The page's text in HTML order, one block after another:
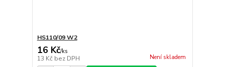
HS110/09 W2
16 Kč/ks
13 Kč bez DPH Není skladem